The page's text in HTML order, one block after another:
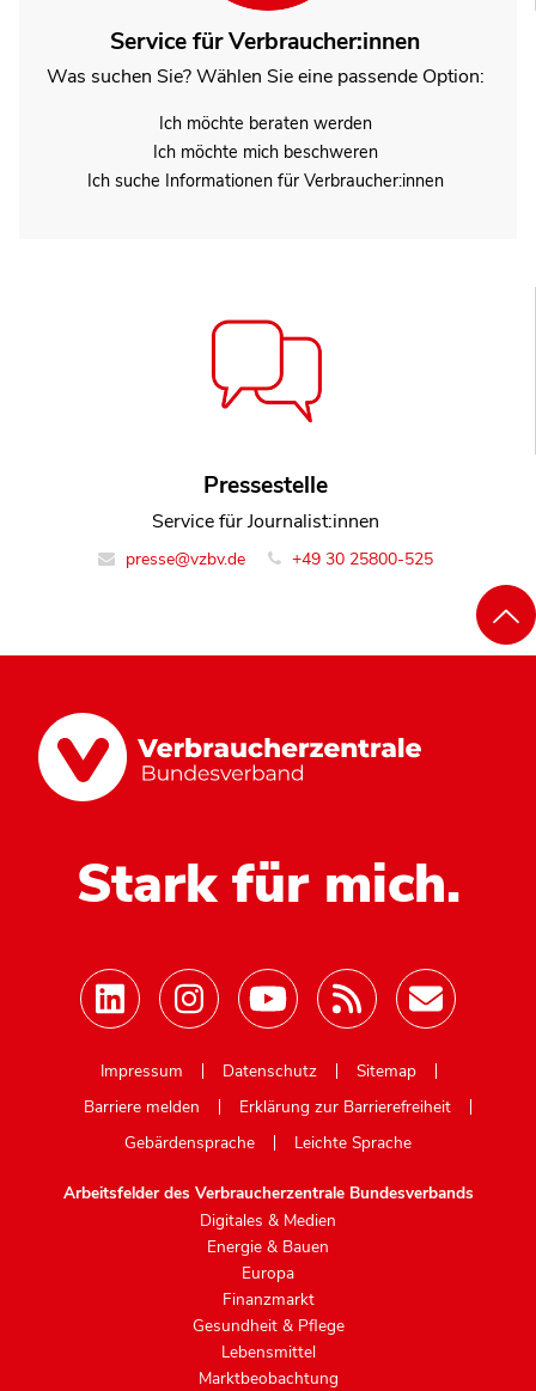
Service für Verbraucher:innen
Was suchen Sie? Wählen Sie eine passende Option:
Ich möchte beraten werden
Ich möchte mich beschweren
Ich suche Informationen für Verbraucher:innen
Pressestelle
Service für Journalist:innen
presse@vzbv.de +49 30 25800-525
Stark für mich.
Impressum
Datenschutz
Sitemap
Barriere melden
Erklärung zur Barrierefreiheit
Gebärdensprache
Leichte Sprache
Arbeitsfelder des Verbraucherzentrale Bundesverbands
Digitales & Medien
Energie & Bauen
Europa
Finanzmarkt
Gesundheit & Pflege
Lebensmittel
Marktbeobachtung